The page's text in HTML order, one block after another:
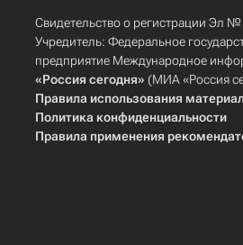
Свидетельство о регистрации Эл
Учредитель: Федеральное
предприятие Международное
«Россия сегодня» (МИА «Россия
Правила использования
Политика конфиденциальности
Правила применения